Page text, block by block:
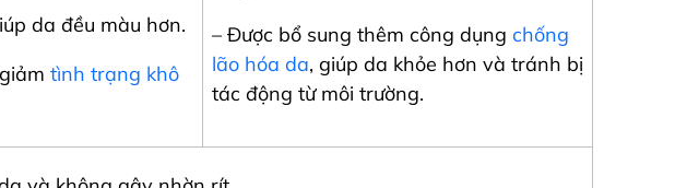
da đều màu hơn.
tình trạng khô
– Được bổ sung thêm công dụng chống
lão hóa da, giúp da khỏe hơn và tránh bị
tác động từ môi trường.